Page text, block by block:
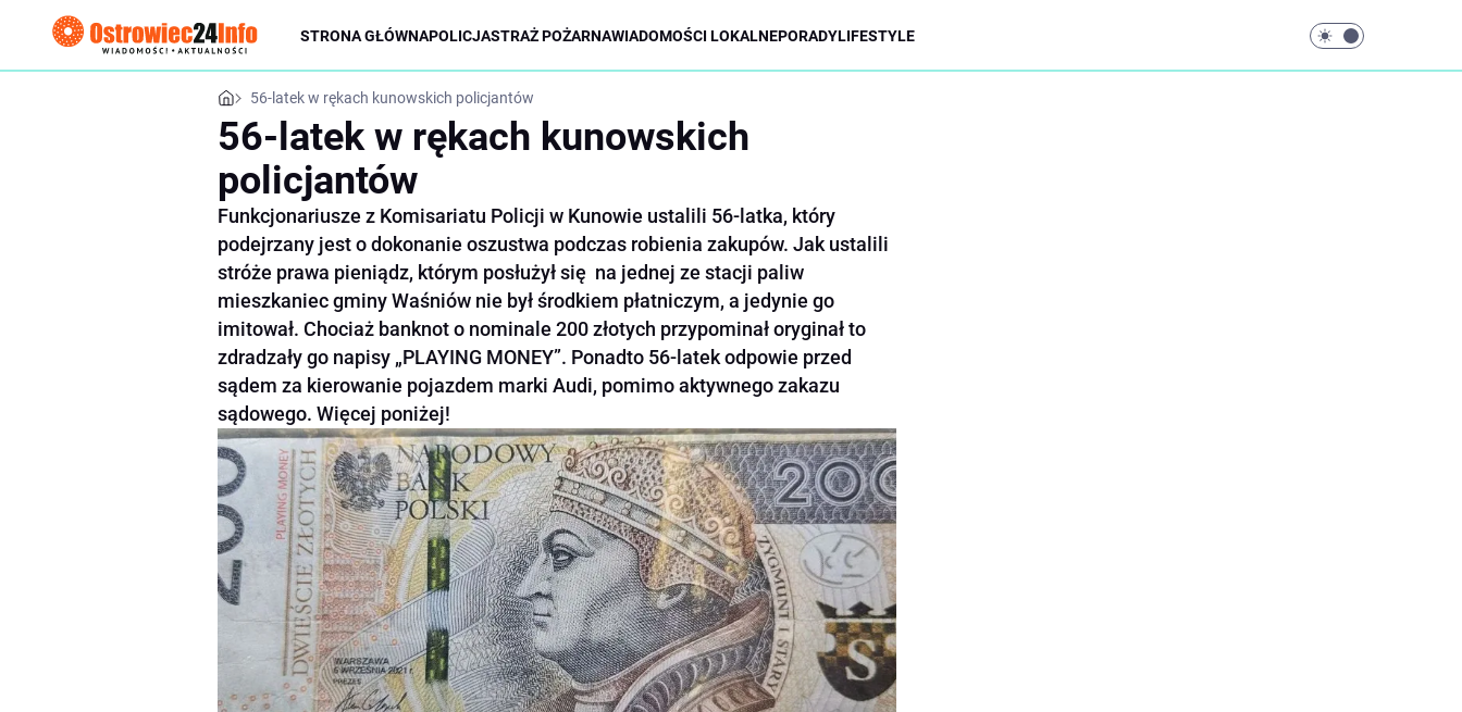
STRONA GŁÓWNAPOLICJASTRAŻ POŻARNAWIADOMOŚCI LOKALNEPORADYLIFESTYLE
56-latek w rękach kunowskich policjantów
56-latek w rękach kunowskich
policjantów
Funkcjonariusze z Komisariatu Policji w Kunowie ustalili 56-latka, który
podejrzany jest o dokonanie oszustwa podczas robienia zakupów. Jak ustalili
stróże prawa pieniądz, którym posłużył się na jednej ze stacji paliw
mieszkaniec gminy Waśniów nie był środkiem płatniczym, a jedynie go
imitował. Chociaż banknot o nominale 200 złotych przypominał oryginał to
zdradzały go napisy „PLAYING MONEY”. Ponadto 56-latek odpowie przed
sądem za kierowanie pojazdem marki Audi, pomimo aktywnego zakazu
sądowego. Więcej poniżej!